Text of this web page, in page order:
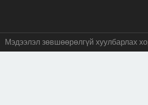
Мэдээлэл зөвшөөрөлгүй хуулбарлах